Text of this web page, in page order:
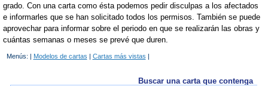
grado. Con una carta como ésta podemos pedir disculpas a los afectados
e informarles que se han solicitado todos los permisos. También se puede
aprovechar para informar sobre el periodo en que se realizarán las obras y
cuántas semanas o meses se prevé que duren.
Menús: | Modelos de cartas Cartas más vistas
Buscar una carta que contenga